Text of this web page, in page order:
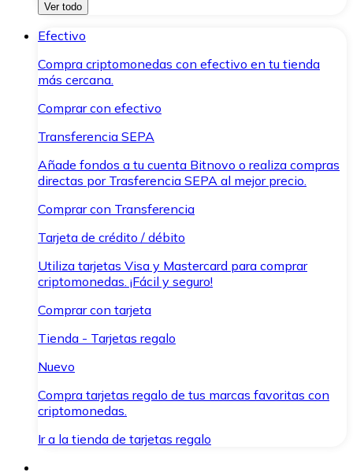
Ver todo
Efectivo
Compra criptomonedas con efectivo en tu tienda
más cercana.
Comprar con efectivo
Transferencia SEPA
Añade fondos a tu cuenta Bitnovo o realiza compras
directas por Trasferencia SEPA al mejor precio.
Comprar con Transferencia
Tarjeta de crédito / débito
Utiliza tarjetas Visa y Mastercard para comprar
criptomonedas. ¡Fácil y seguro!
Comprar con tarjeta
Tienda - Tarjetas regalo
Nuevo
Compra tarjetas regalo de tus marcas favoritas con
criptomonedas.
Ir a la tienda de tarjetas regalo